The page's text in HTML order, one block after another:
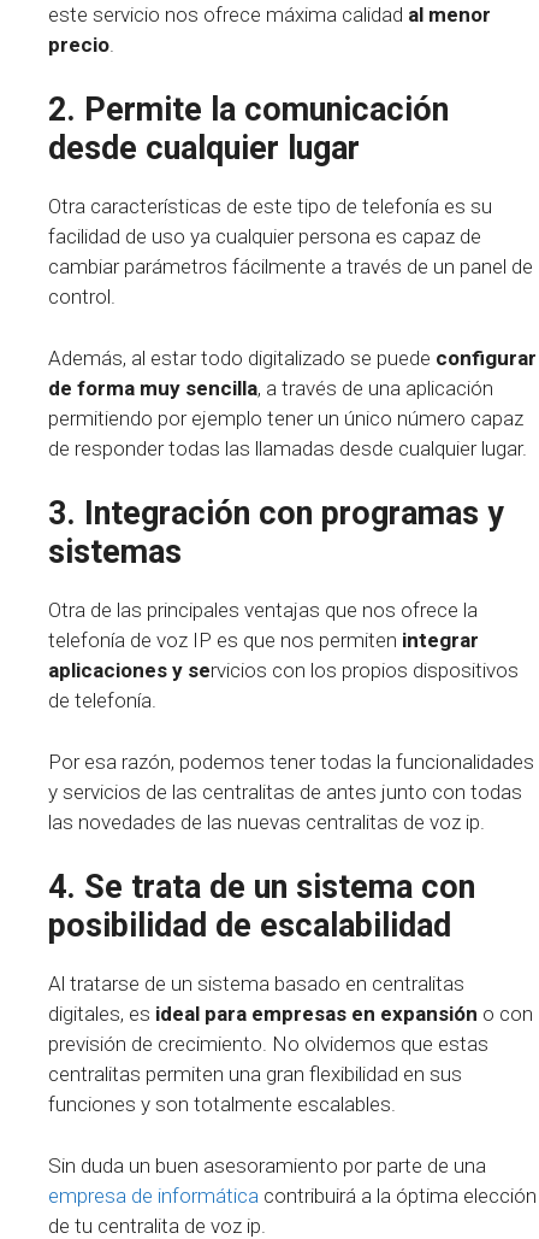
este servicio nos ofrece máxima calidad al menor
precio
2. Permite la comunicación
desde cualquier lugar
Otra características de este tipo de telefonía es su
facilidad de uso ya cualquier persona es capaz de
cambiar parámetros fácilmente a través de un panel de
control.
Además, al estar todo digitalizado se puede configurar
de forma muy sencilla, a través de una aplicación
permitiendo por ejemplo tener un único número capaz
de responder todas las llamadas desde cualquier lugar.
3. Integración con programas y
sistemas
Otra de las principales ventajas que nos ofrece la
telefonía de voz IP es que nos permiten integrar
aplicaciones y servicios con los propios dispositivos
de telefonía.
Por esa razón, podemos tener todas la funcionalidades
y servicios de las centralitas de antes junto con todas
las novedades de las nuevas centralitas de voz ip.
4. Se trata de un sistema con
posibilidad de escalabilidad
Al tratarse de un sistema basado en centralitas
digitales, es ideal para empresas en expansión o con
previsión de crecimiento. No olvidemos que estas
centralitas permiten una gran flexibilidad en sus
funciones y son totalmente escalables.
Sin duda un buen asesoramiento por parte de una
empresa de informática contribuirá a la óptima elección
de tu centralita de voz ip.